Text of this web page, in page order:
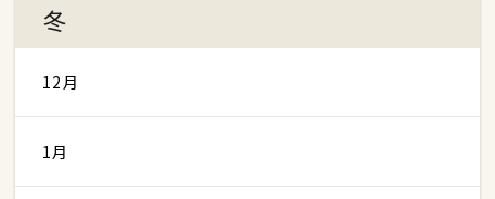
冬
12月
1月